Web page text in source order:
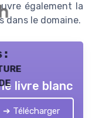
également la
dans le domaine.
:
livre blanc
➔ Télécharger